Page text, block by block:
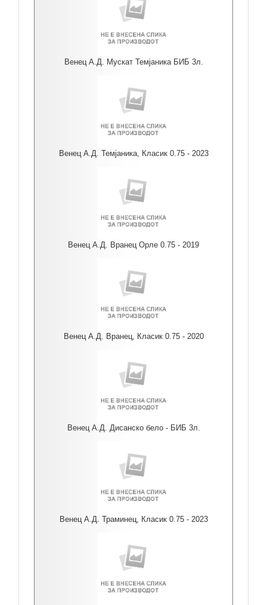
Венец А.Д. Мускат Темјаника БИБ 3л.
Венец А.Д. Темјаника, Класик 0.75 - 2023
Венец А.Д. Вранец Орле 0.75 - 2019
Венец А.Д. Вранец, Класик 0.75 - 2020
Венец А.Д. Дисанско бело - БИБ 3л.
Венец А.Д. Траминец, Класик 0.75 - 2023